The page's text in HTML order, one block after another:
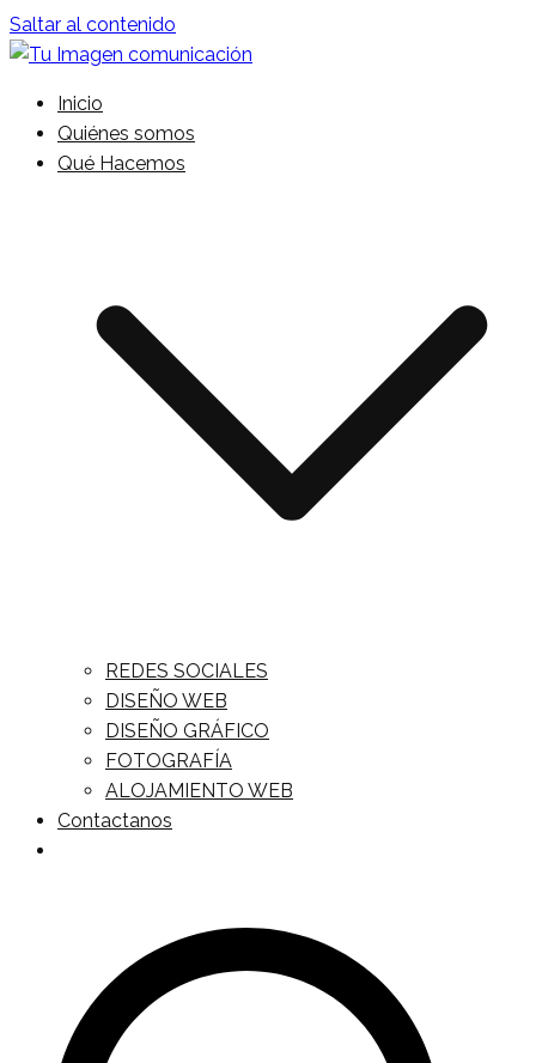
Saltar al contenido
Tu Imagen comunicación
Comunicación Integral
Inicio
Quiénes somos
Qué Hacemos
REDES SOCIALES
DISEÑO WEB
DISEÑO GRÁFICO
FOTOGRAFÍA
ALOJAMIENTO WEB
Contactanos